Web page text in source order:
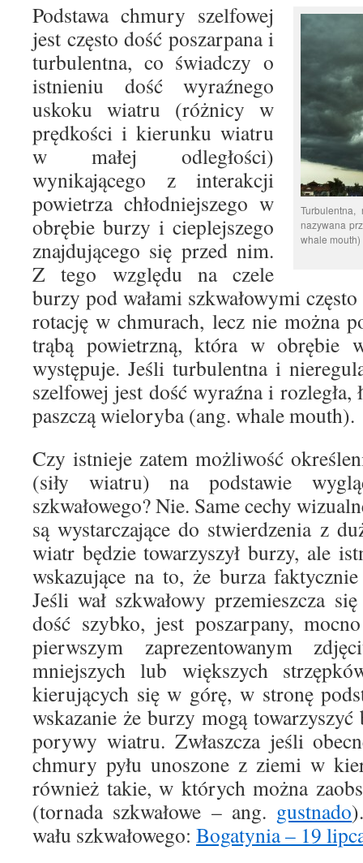
Turbulentna,
nazywana
whale
Podstawa chmury szelfowej
jest często dość poszarpana i
turbulentna, co świadczy o
istnieniu dość wyraźnego
uskoku wiatru (różnicy w
prędkości i kierunku wiatru
w małej odległości)
wynikającego z interakcji
powietrza chłodniejszego w
obrębie burzy i cieplejszego
znajdującego się przed nim.
Z tego względu na czele
burzy pod wałami szkwałowymi
rotację w chmurach, lecz nie można
trąbą powietrzną, która w obrębie
występuje. Jeśli turbulentna i
szelfowej jest dość wyraźna i rozległa,
paszczą wieloryba (ang. whale mouth).
Czy istnieje zatem możliwość
(siły wiatru) na podstawie
szkwałowego? Nie. Same cechy
są wystarczające do stwierdzenia z
wiatr będzie towarzyszył burzy, ale
wskazujące na to, że burza
Jeśli wał szkwałowy przemieszcza
dość szybko, jest poszarpany,
pierwszym zaprezentowanym
mniejszych lub większych
kierujących się w górę, w stronę
wskazanie że burzy mogą towarzyszyć
porywy wiatru. Zwłaszcza jeśli
chmury pyłu unoszone z ziemi w
również takie, w których można
(tornada szkwałowe – ang. gustnado
wału szkwałowego: Bogatynia – 19